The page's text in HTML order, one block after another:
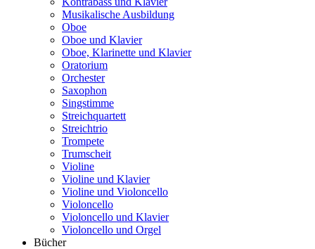
Musikalische Ausbildung
Oboe
Oboe und Klavier
Oboe, Klarinette und Klavier
Oratorium
Orchester
Saxophon
Singstimme
Streichquartett
Streichtrio
Trompete
Trumscheit
Violine
Violine und Klavier
Violine und Violoncello
Violoncello
Violoncello und Klavier
Violoncello und Orgel
Bücher